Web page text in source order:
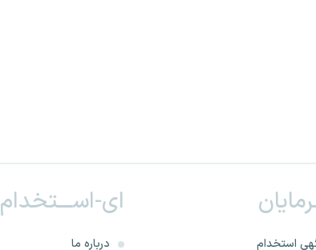
استخدام
ای-اســـتخدام
درباره ما